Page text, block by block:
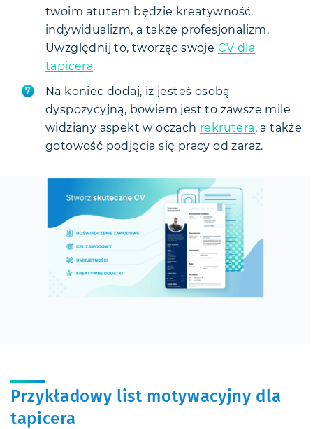
twoim atutem będzie kreatywność,
indywidualizm, a także profesjonalizm.
Uwzględnij to, tworząc swoje CV dla
tapicera.
Na koniec dodaj, iż jesteś osobą
dyspozycyjną, bowiem jest to zawsze mile
widziany aspekt w oczach rekrutera, a także
gotowość podjęcia się pracy od zaraz.
Przykładowy list motywacyjny dla
tapicera